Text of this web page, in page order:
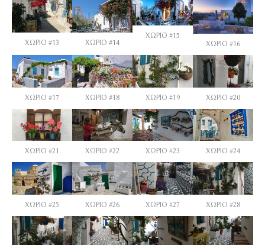
ΧΩΡΙΟ #13 ΧΩΡΙΟ #14
ΧΩΡΙΟ #15
ΧΩΡΙΟ #16
ΧΩΡΙΟ #17 ΧΩΡΙΟ #18 ΧΩΡΙΟ #19 ΧΩΡΙΟ #20
ΧΩΡΙΟ #21 ΧΩΡΙΟ #22 ΧΩΡΙΟ #23 ΧΩΡΙΟ #24
ΧΩΡΙΟ #25 ΧΩΡΙΟ #26 ΧΩΡΙΟ #27 ΧΩΡΙΟ #28